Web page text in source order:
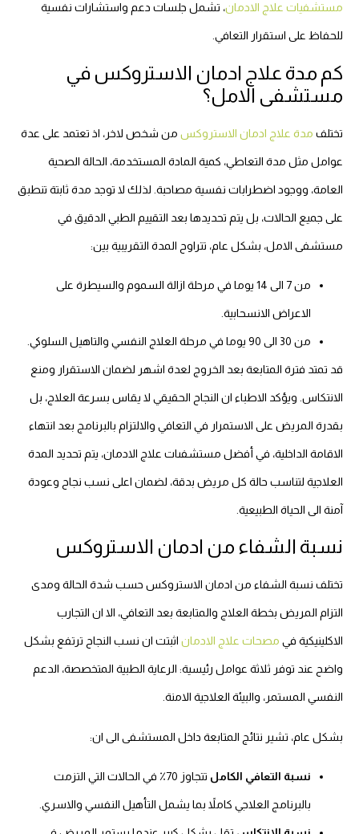
مستشفيات علاج الادمان، تشمل جلسات دعم واستشارات نفسية
للحفاظ على استقرار التعافي.
كم مدة علاج ادمان الاستروكس في
مستشفى الامل؟
تختلف مدة علاج ادمان الاستروكس من شخص لاخر، اذ تعتمد على عدة
عوامل مثل مدة التعاطي، كمية المادة المستخدمة، الحالة الصحية
العامة، ووجود اضطرابات نفسية مصاحبة. لذلك لا توجد مدة ثابتة تنطبق
على جميع الحالات، بل يتم تحديدها بعد التقييم الطبي الدقيق في
مستشفى الامل، بشكل عام، تتراوح المدة التقريبية بين:
من 7 الى 14 يوما في مرحلة ازالة السموم والسيطرة على
الاعراض الانسحابية.
من 30 الى 90 يوما في مرحلة العلاج النفسي والتاهيل السلوكي.
قد تمتد فترة المتابعة بعد الخروج لعدة اشهر لضمان الاستقرار ومنع
الانتكاس. ويؤكد الاطباء ان النجاح الحقيقي لا يقاس بسرعة العلاج، بل
بقدرة المريض على الاستمرار في التعافي والالتزام بالبرنامج بعد انتهاء
الاقامة الداخلية، في أفضل مستشفىات علاج الادمان، يتم تحديد المدة
العلاجية لتناسب حالة كل مريض بدقة، لضمان اعلى نسب نجاح وعودة
آمنة الى الحياة الطبيعية.
نسبة الشفاء من ادمان الاستروكس
تختلف نسبة الشفاء من ادمان الاستروكس حسب شدة الحالة ومدى
التزام المريض بخطة العلاج والمتابعة بعد التعافي، الا ان التجارب
الاكلينيكية في مصحات علاج الادمان اثبتت ان نسب النجاح ترتفع بشكل
واضح عند توفر ثلاثة عوامل رئيسية: الرعاية الطبية المتخصصة، الدعم
النفسي المستمر، والبيئة العلاجية الامنة.
بشكل عام، تشير نتائج المتابعة داخل المستشفى الى ان:
نسبة التعافي الكامل تتجاوز 70٪ في الحالات التي التزمت
بالبرنامج العلاجي كاملاً بما يشمل التأهيل النفسي والاسري.